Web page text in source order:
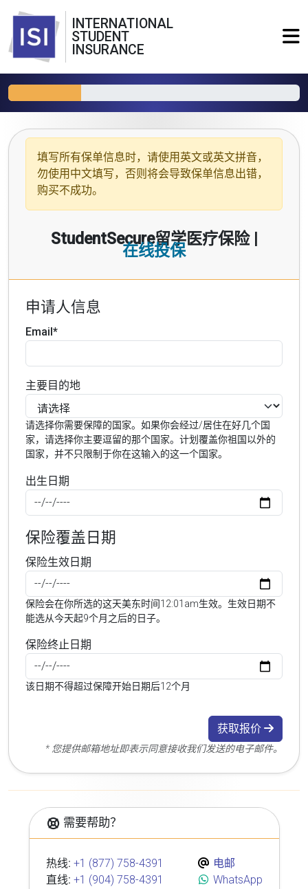
INTERNATIONAL
STUDENT
INSURANCE
填写所有保单信息时，请使用 英文或英文拼音，
勿使用中文填写，否则将会导致保单信息出错，
购买不成功。
StudentSecure留学医疗保险 |
在线投保
申请人信息
Email*
主要目的地
请选择你需要保障的国家。如果你会经过/居住在好几个国
家，请选择你主要逗留的那个国家。计划覆盖你祖国以外的
国家，并不只限制于你在这输入的这一个国家。
出生日期
保险覆盖日期
保险生效日期
保险会在你所选的这天美东时间12:01am生效。生效日期不
能选从今天起9个月之后的日子。
保险终止日期
该日期不得超过保障开始日期后12个月
获取报价
* 您提供邮箱地址即表示同意接收我们发送的电子邮件。
需要帮助？
热线: +1 (877) 758-4391
直线: +1 (904) 758-4391
电邮
WhatsApp